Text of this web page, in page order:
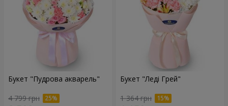
Букет "Пудрова акварель"
4 799 грн
Букет "Леді Грей"
1 364 грн